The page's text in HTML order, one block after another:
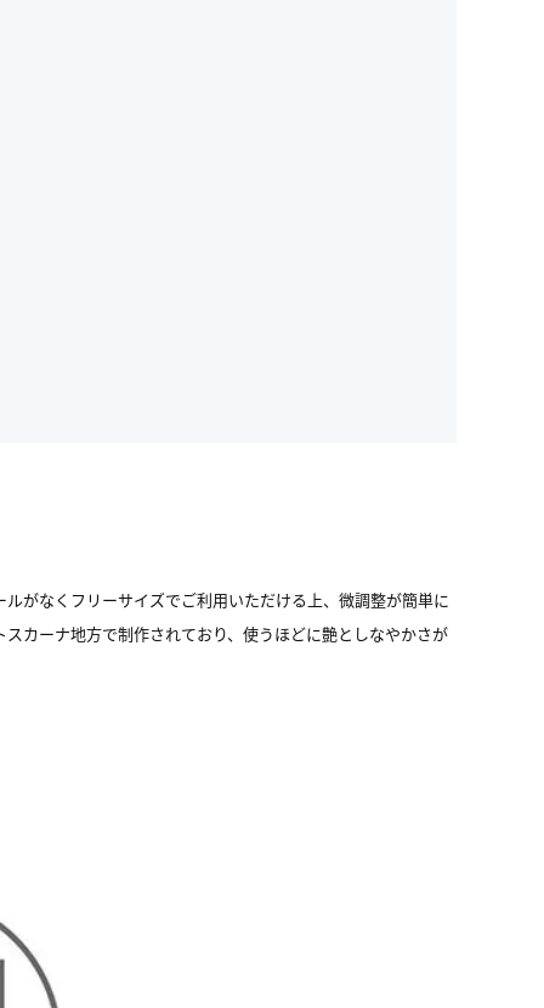
がなくフリーサイズでご利用いただける上、微調整が簡単に
カーナ地方で制作されており、使うほどに艶としなやかさが